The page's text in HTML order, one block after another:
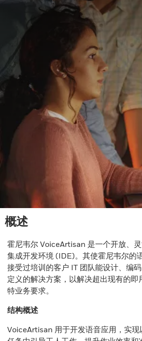
概述
霍尼韦尔 VoiceArtisan 是一个开放、
集成开发环境 (IDE)。其使霍尼韦尔的
接受过培训的客户 IT 团队能设计、编
定义的解决方案，以解决超出现有的即
特业务要求。
结构概述
VoiceArtisan 用于开发语音应用，实现